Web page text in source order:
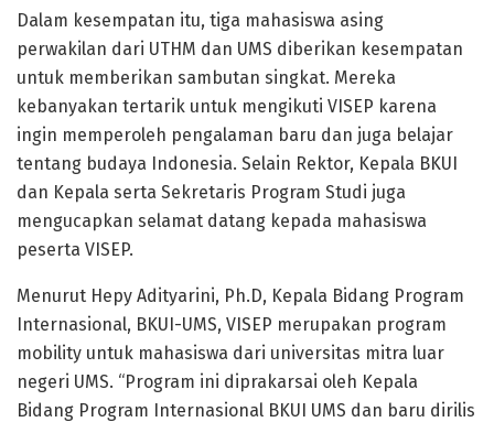
Dalam kesempatan itu, tiga mahasiswa asing
perwakilan dari UTHM dan UMS diberikan kesempatan
untuk memberikan sambutan singkat. Mereka
kebanyakan tertarik untuk mengikuti VISEP karena
ingin memperoleh pengalaman baru dan juga belajar
tentang budaya Indonesia. Selain Rektor, Kepala BKUI
dan Kepala serta Sekretaris Program Studi juga
mengucapkan selamat datang kepada mahasiswa
peserta VISEP.
Menurut Hepy Adityarini, Ph.D, Kepala Bidang Program
Internasional, BKUI-UMS, VISEP merupakan program
mobility untuk mahasiswa dari universitas mitra luar
negeri UMS. “Program ini diprakarsai oleh Kepala
Bidang Program Internasional BKUI UMS dan baru dirilis